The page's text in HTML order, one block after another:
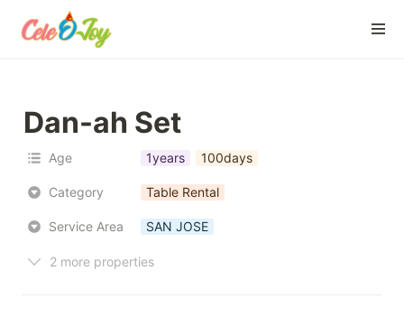
Dan-ah Set
Age 1years 100days
Category Table Rental
Service Area SAN JOSE
2 more properties